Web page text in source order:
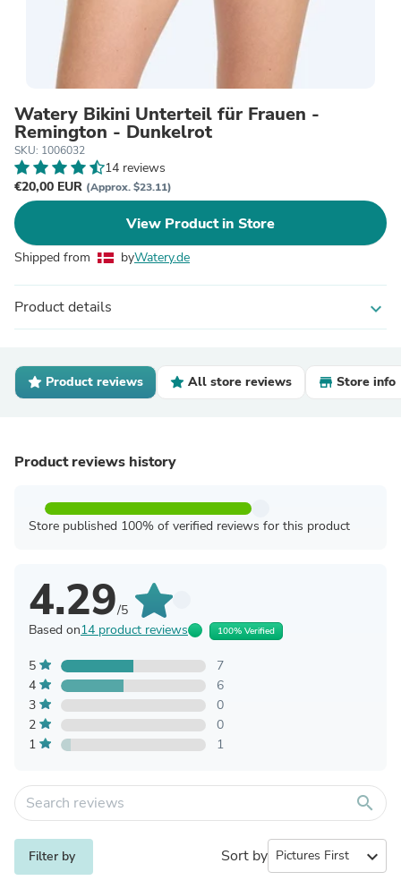
Watery Bikini Unterteil für Frauen -
Remington - Dunkelrot
SKU: 1006032
14 reviews
€20,00 EUR (Approx. $23.11)
View Product in Store
Shipped from byWatery.de
Product details expand_more
Product reviews All store reviews Store info
Product reviews history
Store published 100% of verified reviews for this product
4.29/5
Based on14 product reviews 100% Verified
5
7
4
6
3
0
2
0
1
1
search
Filter by Sort by expand_more